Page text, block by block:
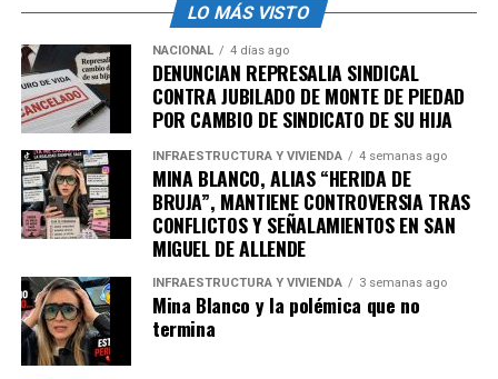
¿Qué hallaron las autoridades
en propiedades del alcalde de
Cuautempan, Puebla?
El pasado 9 de mayo, laFiscalía General del Estado
(FGE)de Puebla llevó a cabo cateos simultáneos en
cuatro propiedades vinculadas al alcalde de
Gerardo Cortés Caballero
actualmente se encuentra prófugo. Según informó la
FGE, estas acciones forman parte de una investigación
que lo relaciona con delitos como secuestro, extorsión y
portación de armas de uso exclusivo del Ejército.
LO MÁS VISTO
NACIONAL 4 días ago
DENUNCIAN REPRESALIA SINDICAL
CONTRA JUBILADO DE MONTE DE PIEDAD
POR CAMBIO DE SINDICATO DE SU HIJA
INFRAESTRUCTURA Y VIVIENDA 4 semanas ago
MINA BLANCO, ALIAS “HERIDA DE
BRUJA”, MANTIENE CONTROVERSIA TRAS
CONFLICTOS Y SEÑALAMIENTOS EN SAN
MIGUEL DE ALLENDE
INFRAESTRUCTURA Y VIVIENDA 3 semanas ago
Mina Blanco y la polémica que no
termina